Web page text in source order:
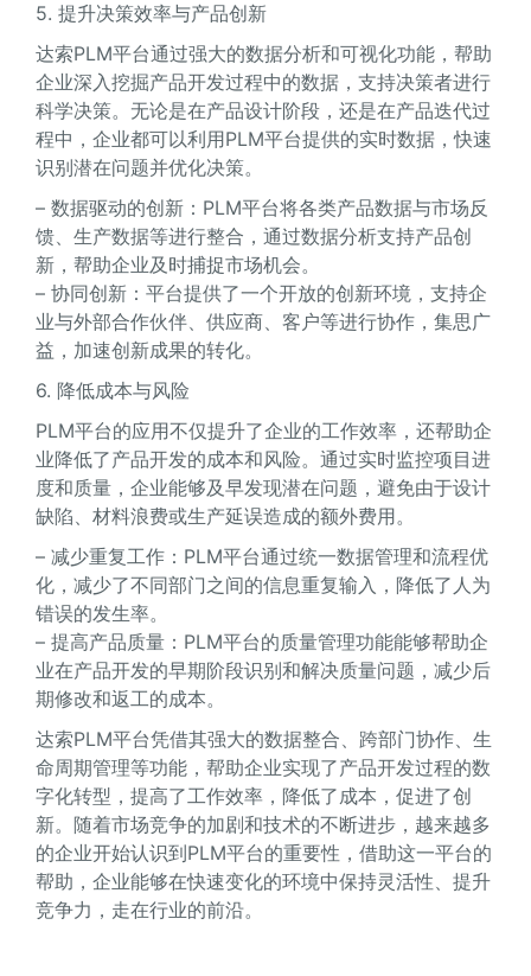
5. 提升决策效率与产品创新
达索PLM平台通过强大的数据分析和可视化功能，帮助
企业深入挖掘产品开发过程中的数据，支持决策者进行
科学决策。无论是在产品设计阶段，还是在产品迭代过
程中，企业都可以利用PLM平台提供的实时数据，快速
识别潜在问题并优化决策。
– 数据驱动的创新：PLM平台将各类产品数据与市场反
馈、生产数据等进行整合，通过数据分析支持产品创
新，帮助企业及时捕捉市场机会。
– 协同创新：平台提供了一个开放的创新环境，支持企
业与外部合作伙伴、供应商、客户等进行协作，集思广
益，加速创新成果的转化。
6. 降低成本与风险
PLM平台的应用不仅提升了企业的工作效率，还帮助企
业降低了产品开发的成本和风险。通过实时监控项目进
度和质量，企业能够及早发现潜在问题，避免由于设计
缺陷、材料浪费或生产延误造成的额外费用。
– 减少重复工作：PLM平台通过统一数据管理和流程优
化，减少了不同部门之间的信息重复输入，降低了人为
错误的发生率。
– 提高产品质量：PLM平台的质量管理功能能够帮助企
业在产品开发的早期阶段识别和解决质量问题，减少后
期修改和返工的成本。
达索PLM平台凭借其强大的数据整合、跨部门协作、生
命周期管理等功能，帮助企业实现了产品开发过程的数
字化转型，提高了工作效率，降低了成本，促进了创
新。随着市场竞争的加剧和技术的不断进步，越来越多
的企业开始认识到PLM平台的重要性，借助这一平台的
帮助，企业能够在快速变化的环境中保持灵活性、提升
竞争力，走在行业的前沿。